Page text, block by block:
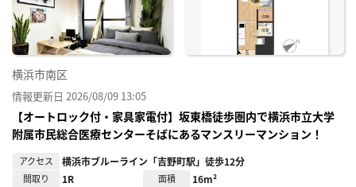
横浜市南区
情報更新日 2026/08/09 13:05
【オートロック付・家具家電付】坂東橋徒歩圏内で横浜市立大学
附属市民総合医療センターそばにあるマンスリーマンション！
アクセス 横浜市ブルーライン「吉野町駅」徒歩12分
間取り 1R 面積 16m²